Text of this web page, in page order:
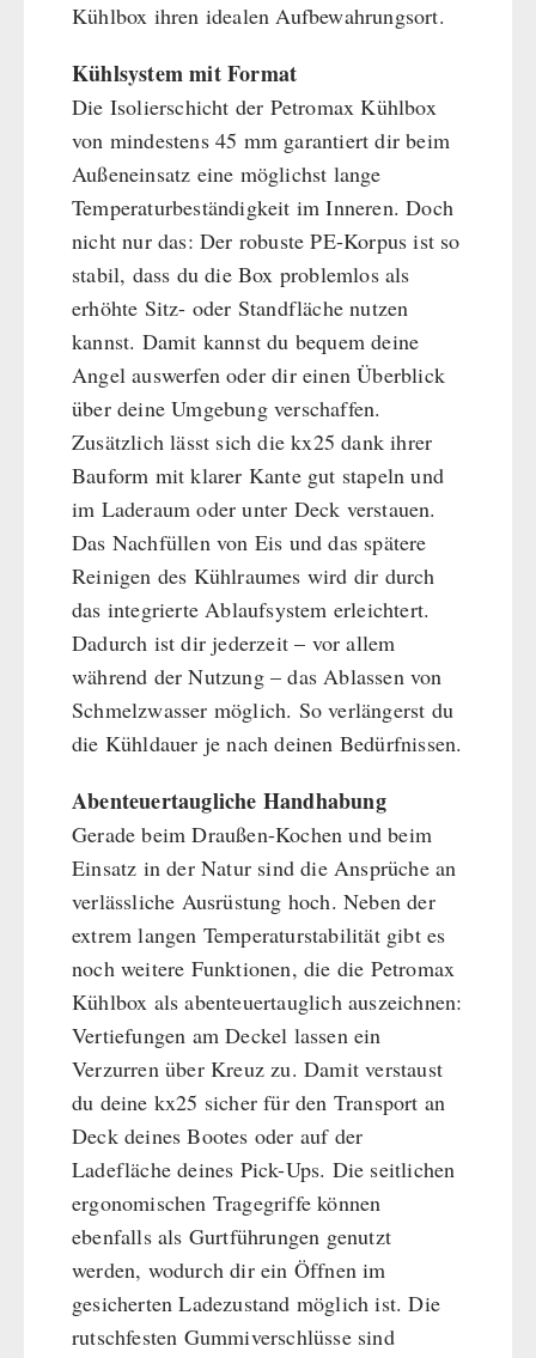
Kühlbox ihren idealen Aufbewahrungsort.
Kühlsystem mit Format
Die Isolierschicht der Petromax Kühlbox
von mindestens 45 mm garantiert dir beim
Außeneinsatz eine möglichst lange
Temperaturbeständigkeit im Inneren. Doch
nicht nur das: Der robuste PE-Korpus ist so
stabil, dass du die Box problemlos als
erhöhte Sitz- oder Standfläche nutzen
kannst. Damit kannst du bequem deine
Angel auswerfen oder dir einen Überblick
über deine Umgebung verschaffen.
Zusätzlich lässt sich die kx25 dank ihrer
Bauform mit klarer Kante gut stapeln und
im Laderaum oder unter Deck verstauen.
Das Nachfüllen von Eis und das spätere
Reinigen des Kühlraumes wird dir durch
das integrierte Ablaufsystem erleichtert.
Dadurch ist dir jederzeit – vor allem
während der Nutzung – das Ablassen von
Schmelzwasser möglich. So verlängerst du
die Kühldauer je nach deinen Bedürfnissen.
Abenteuertaugliche Handhabung
Gerade beim Draußen-Kochen und beim
Einsatz in der Natur sind die Ansprüche an
verlässliche Ausrüstung hoch. Neben der
extrem langen Temperaturstabilität gibt es
noch weitere Funktionen, die die Petromax
Kühlbox als abenteuertauglich auszeichnen:
Vertiefungen am Deckel lassen ein
Verzurren über Kreuz zu. Damit verstaust
du deine kx25 sicher für den Transport an
Deck deines Bootes oder auf der
Ladefläche deines Pick-Ups. Die seitlichen
ergonomischen Tragegriffe können
ebenfalls als Gurtführungen genutzt
werden, wodurch dir ein Öffnen im
gesicherten Ladezustand möglich ist. Die
rutschfesten Gummiverschlüsse sind